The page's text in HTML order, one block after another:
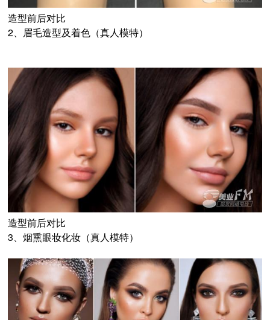
造型前后对比
2、眉毛造型及着色（真人模特）
造型前后对比
3、烟熏眼妆化妆（真人模特）